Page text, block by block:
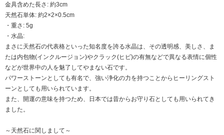
金具含めた長さ: 約3cm
天然石単体: 約2×2×0.5cm
・重さ: 5g
・水晶:
まさに天然石の代表格といった知名度を誇る水晶は、その透明感、美しさ、ま
たは内包物(インクルージョン)やクラック(ヒビ)の有無などで異なる表情に個性
などが世界中の人を魅了してやまない石です。
パワーストーンとしても有名で、強い浄化の力を持つことからヒーリングスト
ーンとしても用いられています。
また、開運の意味を持つため、日本では昔からお守り石としても用いられてき
ました。
～天然石に関しまして～